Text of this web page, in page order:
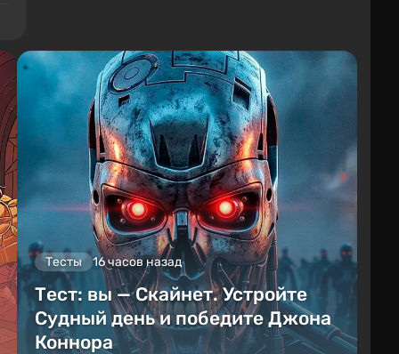
Тесты 16 часов назад
Тест: вы — Скайнет. Устройте
Судный день и победите Джона
Коннора